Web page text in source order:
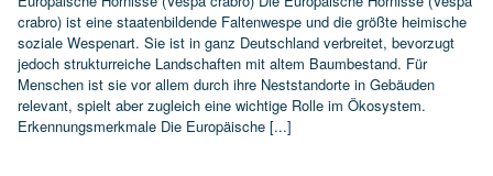
crabro) ist eine staatenbildende Faltenwespe und die größte heimische
soziale Wespenart. Sie ist in ganz Deutschland verbreitet, bevorzugt
jedoch strukturreiche Landschaften mit altem Baumbestand. Für
Menschen ist sie vor allem durch ihre Neststandorte in Gebäuden
relevant, spielt aber zugleich eine wichtige Rolle im Ökosystem.
Erkennungsmerkmale Die Europäische [...]